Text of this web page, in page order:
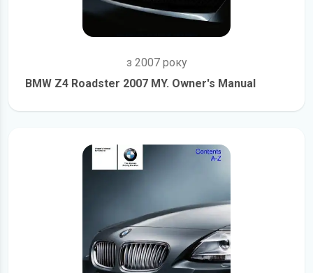
з 2007 року
BMW Z4 Roadster 2007 MY. Owner's Manual